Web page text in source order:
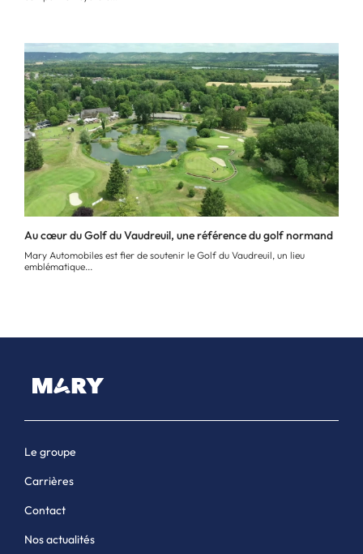
Au cœur du Golf du Vaudreuil, une référence du golf normand
Mary Automobiles est fier de soutenir le Golf du Vaudreuil, un lieu
emblématique...
Le groupe
Carrières
Contact
Nos actualités